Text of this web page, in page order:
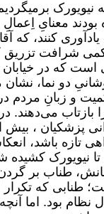
نیویورک
بودند معنایِ
کنند، که
شرافت تزریق
که در خیابان
دو نما،
و زبانِ مردم
بازتاب می‌دهند.
پزشکیان ، بیش
تازه باشد،
تا نیویورک
طناب بر
طنابی که تکرار
نظام بود. اما